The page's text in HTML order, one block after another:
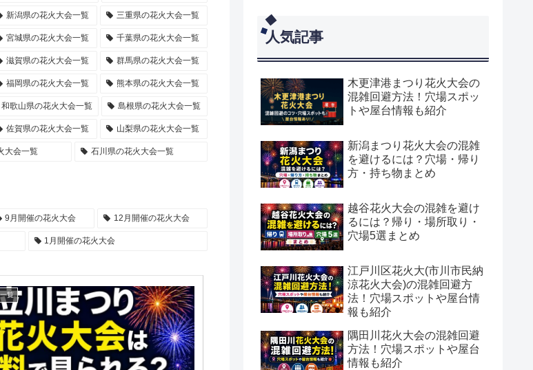
新潟県の花火大会一覧 三重県の花火大会一覧
宮城県の花火大会一覧 千葉県の花火大会一覧
滋賀県の花火大会一覧 群馬県の花火大会一覧
福岡県の花火大会一覧 熊本県の花火大会一覧
和歌山県の花火大会一覧 島根県の花火大会一覧
佐賀県の花火大会一覧 山梨県の花火大会一覧
大会一覧 石川県の花火大会一覧
9月開催の花火大会 12月開催の花火大会
1月開催の花火大会
覧
人気記事
木更津港まつり花火大会の
混雑回避方法！穴場スポッ
トや屋台情報も紹介
新潟まつり花火大会の混雑
を避けるには？穴場・帰り
方・持ち物まとめ
越谷花火大会の混雑を避け
るには？帰り・場所取り・
穴場5選まとめ
江戸川区花火大(市川市民納
涼花火大会)の混雑回避方
法！穴場スポットや屋台情
報も紹介
隅田川花火大会の混雑回避
方法！穴場スポットや屋台
情報も紹介